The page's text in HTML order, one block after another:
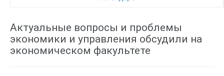
Актуальные вопросы и проблемы
экономики и управления обсудили на
экономическом факультете